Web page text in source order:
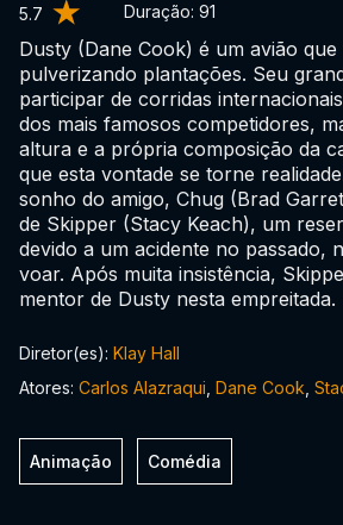
5.7 Duração: 91
Dusty (Dane Cook) é um avião
pulverizando plantações. Seu
participar de corridas
dos mais famosos competidores,
altura e a própria composição da
que esta vontade se torne
sonho do amigo, Chug (Brad
de Skipper (Stacy Keach), um
devido a um acidente no passado,
voar. Após muita insistência,
mentor de Dusty nesta empreitada.
Diretor(es): Klay Hall
Atores: Carlos Alazraqui Dane Cook
Animação Comédia